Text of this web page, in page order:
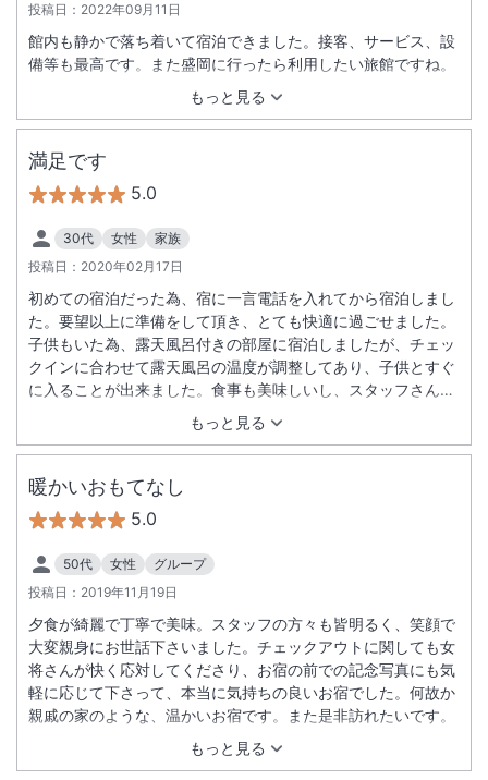
投稿日： 2022年09月11日
もっと見る
館内も静かで落ち着いて宿泊できました。接客、サービス、設
備等も最高です。また盛岡に行ったら利用したい旅館ですね。
満足です
5.0
30代 女性
家族
投稿日： 2020年02月17日
もっと見る
初めての宿泊だった為、宿に一言電話を入れてから宿泊しまし
た。要望以上に準備をして頂き、とても快適に過ごせました。
子供もいた為、露天風呂付きの部屋に宿泊しましたが、チェッ
クインに合わせて露天風呂の温度が調整してあり、子供とすぐ
に入ることが出来ました。食事も美味しいし、スタッフさんも
優しく、また宿泊したいと思える宿でした。ありがとうござい
暖かいおもてなし
5.0
50代 女性
グループ
投稿日： 2019年11月19日
もっと見る
夕食が綺麗で丁寧で美味。スタッフの方々も皆明るく、笑顔で
大変親身にお世話下さいました。チェックアウトに関しても女
将さんが快く応対してくださり、お宿の前での記念写真にも気
軽に応じて下さって、本当に気持ちの良いお宿でした。何故か
親戚の家のような、温かいお宿です。また是非訪れたいです。